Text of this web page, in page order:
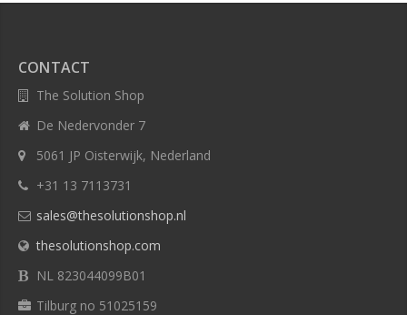
CONTACT
The Solution Shop
De Nedervonder 7
5061 JP Oisterwijk, Nederland
+31 13 7113731
sales@thesolutionshop.nl
thesolutionshop.com
NL 823044099B01
Tilburg no 51025159